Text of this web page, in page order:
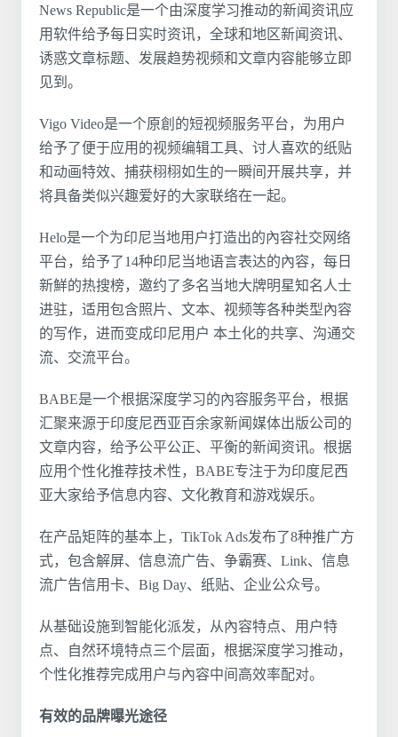
News Republic是一个由深度学习推动的新闻资讯应
用软件给予每日实时资讯，全球和地区新闻资讯、
诱惑文章标题、发展趋势视频和文章内容能够立即
见到。
Vigo Video是一个原創的短视频服务平台，为用户
给予了便于应用的视频编辑工具、讨人喜欢的纸贴
和动画特效、捕获栩栩如生的一瞬间开展共享，并
将具备类似兴趣爱好的大家联络在一起。
Helo是一个为印尼当地用户打造出的內容社交网络
平台，给予了14种印尼当地语言表达的內容，每日
新鮮的热搜榜，邀约了多名当地大牌明星知名人士
进驻，适用包含照片、文本、视频等各种类型內容
的写作，进而变成印尼用户 本土化的共享、沟通交
流、交流平台。
BABE是一个根据深度学习的內容服务平台，根据
汇聚来源于印度尼西亚百余家新闻媒体出版公司的
文章内容，给予公平公正、平衡的新闻资讯。根据
应用个性化推荐技术性，BABE专注于为印度尼西
亚大家给予信息内容、文化教育和游戏娱乐。
在产品矩阵的基本上，TikTok Ads发布了8种推广方
式，包含解屏、信息流广告、争霸赛、Link、信息
流广告信用卡、Big Day、纸贴、企业公众号。
从基础设施到智能化派发，从內容特点、用户特
点、自然环境特点三个层面，根据深度学习推动，
个性化推荐完成用户与內容中间高效率配对。
有效的品牌曝光途径